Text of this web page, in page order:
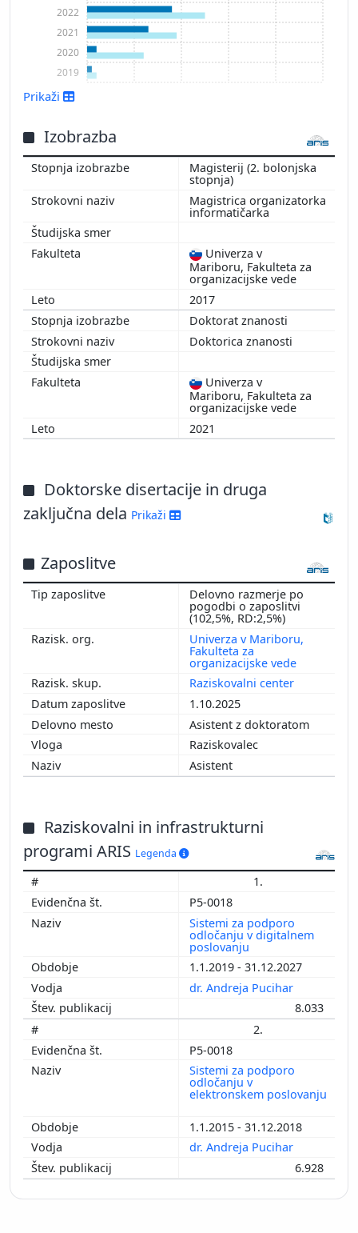
2019
2020
2021
2022
Prikaži
Izobrazba
Magisterij (2. bolonjska
stopnja)
Magistrica organizatorka
informatičarka
Univerza v
Mariboru, Fakulteta za
organizacijske vede
2017
Doktorat znanosti
Doktorica znanosti
Univerza v
Mariboru, Fakulteta za
organizacijske vede
2021
Doktorske disertacije in druga
zaključna dela Prikaži
Zaposlitve
Delovno razmerje po
pogodbi o zaposlitvi
(102,5%, RD:2,5%)
Univerza v Mariboru,
Fakulteta za
organizacijske vede
Raziskovalni center
1.10.2025
Asistent z doktoratom
Raziskovalec
Asistent
Raziskovalni in infrastrukturni
programi ARIS Legenda
1.
P5-0018
Sistemi za podporo
odločanju v digitalnem
poslovanju
1.1.2019 - 31.12.2027
dr. Andreja Pucihar
8.033
2.
P5-0018
Sistemi za podporo
odločanju v
elektronskem poslovanju
1.1.2015 - 31.12.2018
dr. Andreja Pucihar
6.928